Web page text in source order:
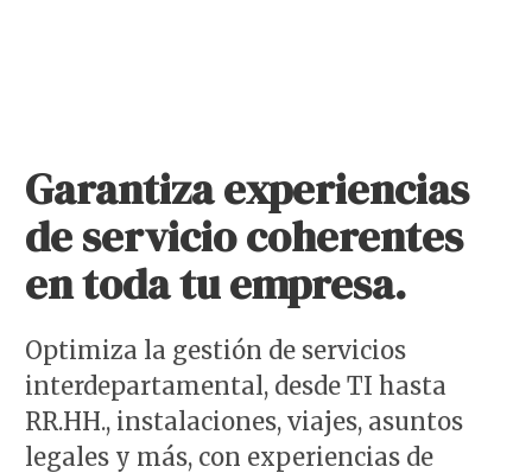
Garantiza experiencias
de servicio coherentes
en toda tu empresa.
Optimiza la gestión de servicios
interdepartamental, desde TI hasta
RR.HH., instalaciones, viajes, asuntos
legales y más, con experiencias de